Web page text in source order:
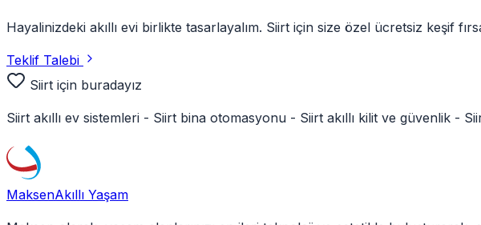
Hayalinizdeki akıllı evi birlikte tasarlayalım. Siirt için size özel ücretsiz keşif
Teklif Talebi
Siirt için buradayız
Siirt akıllı ev sistemleri - Siirt bina otomasyonu - Siirt akıllı kilit ve güvenlik -
MaksenAkıllı Yaşam